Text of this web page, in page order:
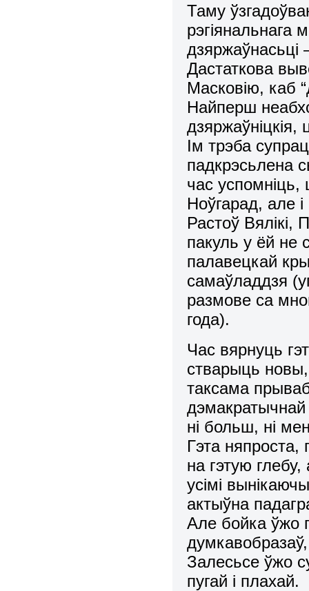
Таму
рэгіянальнага
дзяржаўнасьці
Дастаткова
Масковію, каб
Найперш
дзяржаўніцкія,
Ім трэба
падкрэсьлена
час успомніць,
Ноўгарад, але
Растоў Вялікі,
пакуль у ёй не
палавецкай
самаўладдзя
размове са
года).
Час вярнуць
стварыць новы,
таксама
ні больш, ні
Гэта няпроста,
на гэтую
усімі
актыўна
Але бойка ўжо
Залесьсе ўжо
пугай і плахай.